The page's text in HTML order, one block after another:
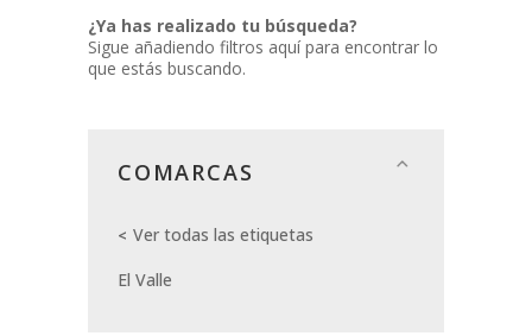
¿Ya has realizado tu búsqueda?
Sigue añadiendo filtros aquí para encontrar lo
que estás buscando.
COMARCAS
Ver todas las etiquetas
El Valle